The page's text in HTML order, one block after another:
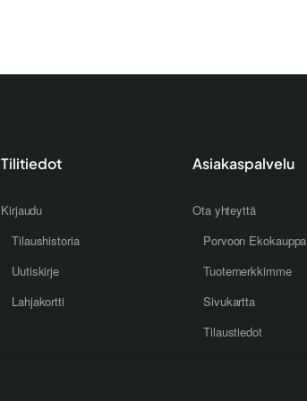
Tilitiedot
Kirjaudu
Tilaushistoria
Uutiskirje
Lahjakortti
Asiakaspalvelu
Ota yhteyttä
Porvoon Ekokauppa
Tuotemerkkimme
Sivukartta
Tilaustiedot